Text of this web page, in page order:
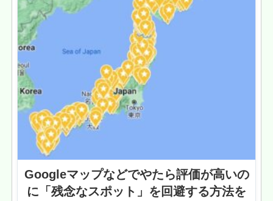
Googleマップなどでやたら評価が高いの
に「残念なスポット」を回避する方法を